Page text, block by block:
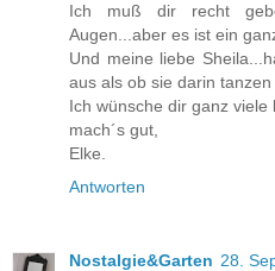
Ich muß dir recht
Augen...aber es ist ein
Und meine liebe
aus als ob sie darin
Ich wünsche dir ganz viele
mach´s gut,
Elke.
Antworten
Nostalgie&Garten 28.